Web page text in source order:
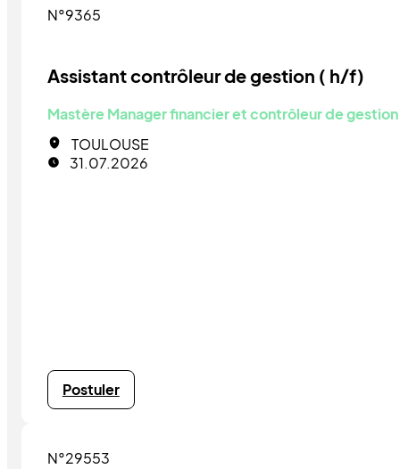
N°9365
Assistant contrôleur de gestion ( h/f)
Mastère Manager financier et contrôleur de gestion
TOULOUSE
31.07.2026
Postuler
N°29553